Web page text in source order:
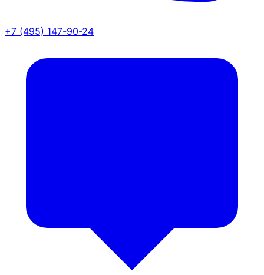
+7 (495) 147-90-24